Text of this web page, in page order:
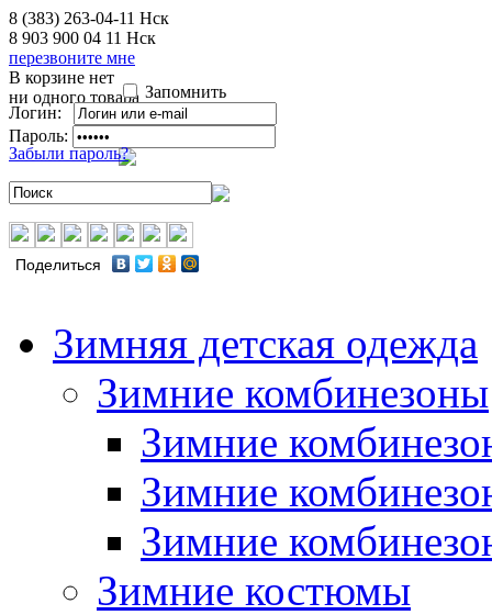
8 (383) 263-04-11 Нск
8 903 900 04 11 Нск
перезвоните мне
В корзине нет
ни одного товара Запомнить
Логин:
Пароль:
Забыли пароль?
Поделиться
Зимняя детская одежда
Зимние комбинезоны
Зимние
Зимние
Зимние
Зимние костюмы